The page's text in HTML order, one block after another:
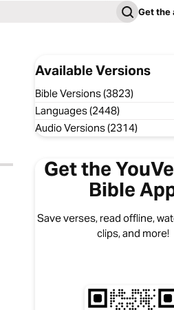
Get the
Available Versions
Bible Versions (3823)
Languages (2448)
Audio Versions (2314)
Get the
Bible
Save verses, read offline,
clips, and more!